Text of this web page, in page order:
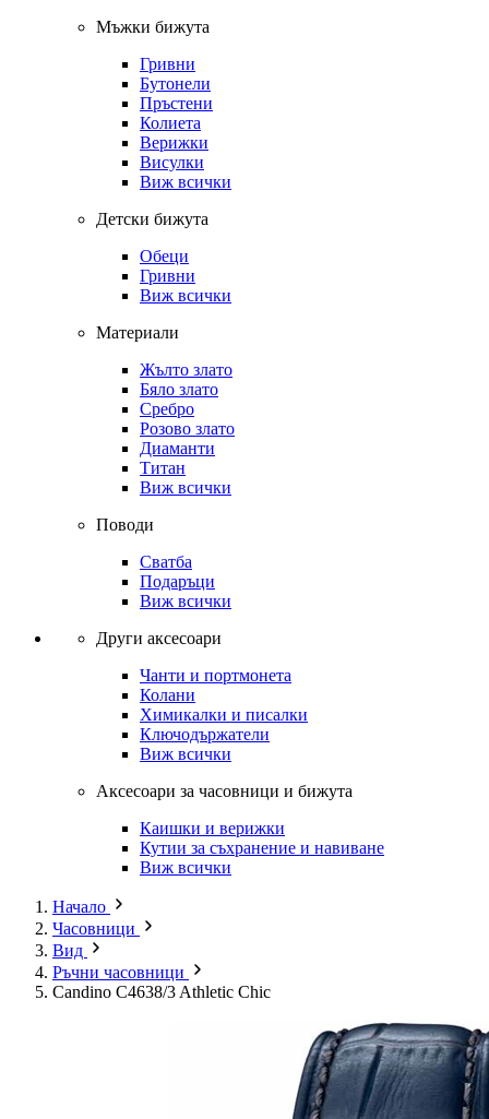
Мъжки бижута
Гривни
Бутонели
Пръстени
Колиета
Верижки
Висулки
Виж всички
Детски бижута
Обеци
Гривни
Виж всички
Материали
Жълто злато
Бяло злато
Сребро
Розово злато
Диаманти
Титан
Виж всички
Поводи
Сватба
Подаръци
Виж всички
Други аксесоари
Чанти и портмонета
Колани
Химикалки и писалки
Ключодържатели
Виж всички
Аксесоари за часовници и бижута
Каишки и верижки
Кутии за съхранение и навиване
Виж всички
Начало
Часовници
Вид
Ръчни часовници
Candino C4638/3 Athletic Chic